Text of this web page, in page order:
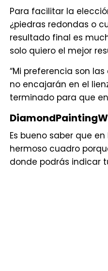
Para facilitar la
¿piedras redondas o
resultado final es
solo quiero el mejor
“Mi preferencia son
no encajarán en el
terminado para que
Es bueno saber que
hermoso cuadro
donde podrás indicar